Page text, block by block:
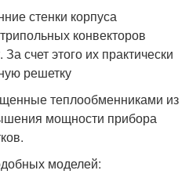
стенки корпуса
конвекторов
счет этого их практически
решетку
теплообменниками из
мощности прибора
моделей: